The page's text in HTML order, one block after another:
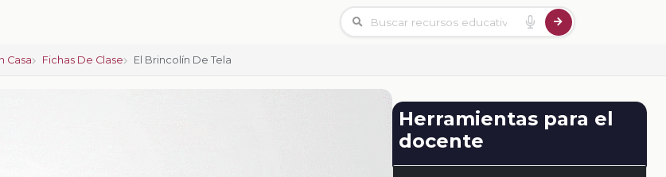
Casa Fichas De Clase El Brincolín De Tela
Herramientas para el
docente